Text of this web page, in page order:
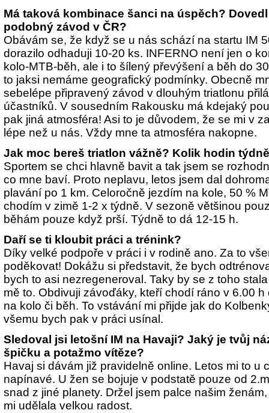
Má taková kombinace šanci na úspěch?
podobný závod v ČR?
Obávám se, že když se u nás schází na startu IM
dorazilo odhaduji 10-20 ks. INFERNO není jen o
kolo-MTB-běh, ale i to šílený převýšení a běh do
to jaksi nemáme geografický podmínky. Obecně
sebelépe připravený závod v dlouhým triatlonu
účastníků. V sousedním Rakousku má kdejaký
pak jiná atmosféra! Asi to je důvodem, že se mi v
lépe než u nás. Vždy mne ta atmosféra nakopne.
Jak moc bereš triatlon vážně? Kolik hodin
Sportem se chci hlavně bavit a tak jsem se
co mne baví. Proto neplavu, letos jsem dal
plavání po 1 km. Celoročně jezdím na kole, 50 %
chodím v zimě 1-2 x týdně. V sezoně většinou
běhám pouze když prší. Týdně to dá 12-15 h.
Daří se ti kloubit práci a trénink?
Díky velké podpoře v práci i v rodině ano. Za to
poděkovat! Dokážu si představit, že bych
bych to asi nezregeneroval. Taky by se z toho
mě to. Obdivuji závoďáky, kteří chodí ráno v 6.00
na kolo či běh. To vstávání mi přijde jak do
všemu bych pak v práci usínal.
Sledoval jsi letošní IM na Havaji? Jaký je tvůj
špičku a potažmo vítěze?
Havaj si dávám již pravidelně online. Letos mi to u
napínavé. U žen se bojuje v podstatě pouze od
snad z jiné planety. Držel jsem palce našim
mi udělala velkou radost.